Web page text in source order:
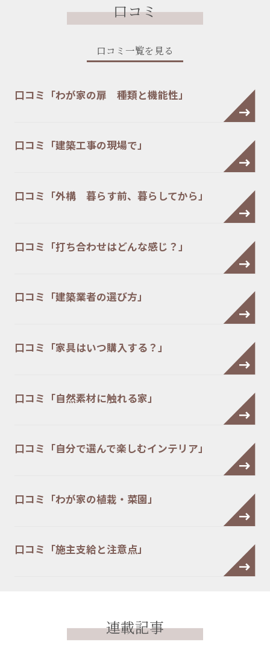
口コミ
口コミ一覧を見る
口コミ「わが家の扉 種類と機能性」
口コミ「建築工事の現場で」
口コミ「外構 暮らす前、暮らしてから」
口コミ「打ち合わせはどんな感じ？」
口コミ「建築業者の選び方」
口コミ「家具はいつ購入する？」
口コミ「自然素材に触れる家」
口コミ「自分で選んで楽しむインテリア」
口コミ「わが家の植栽・菜園」
口コミ「施主支給と注意点」
連載記事